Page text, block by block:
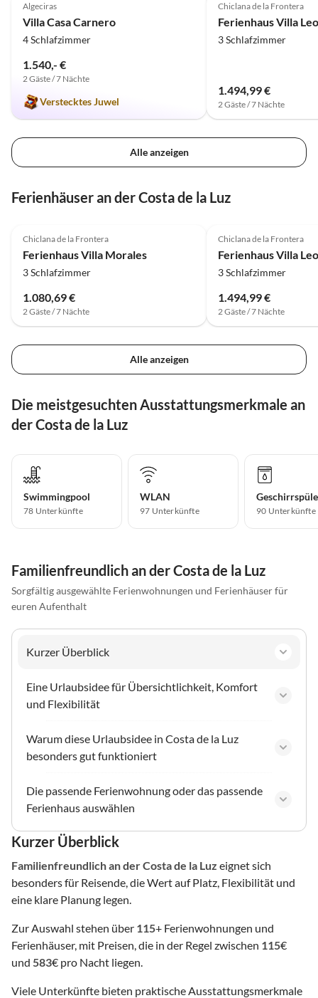
auf jeden Fall wiederkommen und
können die Wohnung
weiterempfehlen.
we had a fantastic
there are a couple of
nearby that are
We loved it! Thank
everything!
Algeciras
Villa Casa Carnero
4 Schlafzimmer
1.540,- €
2 Gäste / 7 Nächte
Verstecktes Juwel
Chiclana de la Frontera
Ferienhaus Villa
3 Schlafzimmer
1.494,99 €
2 Gäste / 7 Nächte
Alle anzeigen
Ferienhäuser an der Costa de la Luz
Chiclana de la Frontera
Ferienhaus Villa Morales
3 Schlafzimmer
1.080,69 €
2 Gäste / 7 Nächte
Chiclana de la Frontera
Ferienhaus Villa
3 Schlafzimmer
1.494,99 €
2 Gäste / 7 Nächte
Alle anzeigen
Die meistgesuchten Ausstattungsmerkmale an
der Costa de la Luz
Swimmingpool
78 Unterkünfte
WLAN
97 Unterkünfte 90 Unterkünfte
Familienfreundlich an der Costa de la Luz
Sorgfältig ausgewählte Ferienwohnungen und Ferienhäuser für
euren Aufenthalt
Kurzer Überblick
Eine Urlaubsidee für Übersichtlichkeit, Komfort
und Flexibilität
Warum diese Urlaubsidee in Costa de la Luz
besonders gut funktioniert
Die passende Ferienwohnung oder das passende
Ferienhaus auswählen
Kurzer Überblick
Familienfreundlichan der Costa de la Luz eignet sich
besonders für Reisende, die Wert auf Platz, Flexibilität und
eine klare Planung legen.
Zur Auswahl stehen über 115+ Ferienwohnungen und
Ferienhäuser, mit Preisen, die in der Regel zwischen 115€
und 583€ pro Nacht liegen.
Viele Unterkünfte bieten praktische Ausstattungsmerkmale